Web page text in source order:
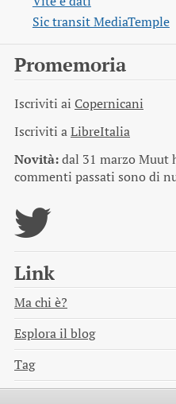
Sic transit MediaTemple
Promemoria
Iscriviti ai Copernicani
Iscriviti aLibreItalia
Novità:dal 31 marzo Muut
commenti passati sono di
Link
Ma chi è?
Esplora il blog
Tag